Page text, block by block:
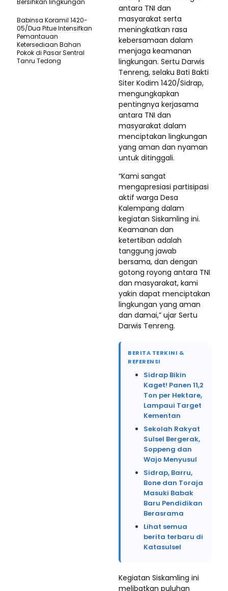
antara TNI dan
masyarakat serta
meningkatkan rasa
kebersamaan dalam
menjaga keamanan
lingkungan. Sertu Darwis
Tenreng, selaku Bati Bakti
Siter Kodim 1420/Sidrap,
mengungkapkan
pentingnya kerjasama
antara TNI dan
masyarakat dalam
menciptakan lingkungan
yang aman dan nyaman
untuk ditinggali.
“Kami sangat
mengapresiasi partisipasi
aktif warga Desa
Kalempang dalam
kegiatan Siskamling ini.
Keamanan dan
ketertiban adalah
tanggung jawab
bersama, dan dengan
gotong royong antara TNI
dan masyarakat, kami
yakin dapat menciptakan
lingkungan yang aman
dan damai,” ujar Sertu
Darwis Tenreng.
BERITA TERKINI &
REFERENSI
Sidrap Bikin
Kaget! Panen 11,2
Ton per Hektare,
Lampaui Target
Kementan
Sekolah Rakyat
Sulsel Bergerak,
Soppeng dan
Wajo Menyusul
Sidrap, Barru,
Bone dan Toraja
Masuki Babak
Baru Pendidikan
Berasrama
Lihat semua
berita terbaru di
Katasulsel
Kegiatan Siskamling ini
melibatkan puluhan
Bersihkan lingkungan
Babinsa Koramil 1420-
05/Dua Pitue Intensifkan
Pemantauan
Ketersediaan Bahan
Pokok di Pasar Sentral
Tanru Tedong